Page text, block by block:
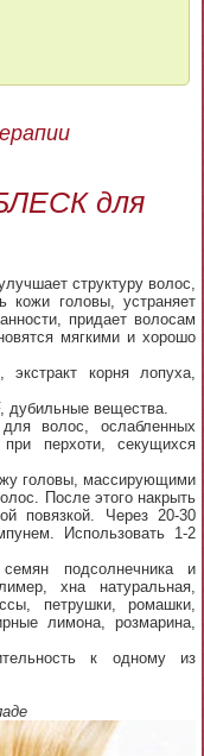
для
структуру волос,
кожи головы, устраняет
придает волосам
мягкими и хорошо
корня лопуха,
дубильные вещества.
волос, ослабленных
перхоти, секущихся
головы, массирующими
После этого накрыть
повязкой. Через 20-30
Использовать 1-2
подсолнечника и
хна натуральная,
петрушки, ромашки,
лимона, розмарина,
к одному из